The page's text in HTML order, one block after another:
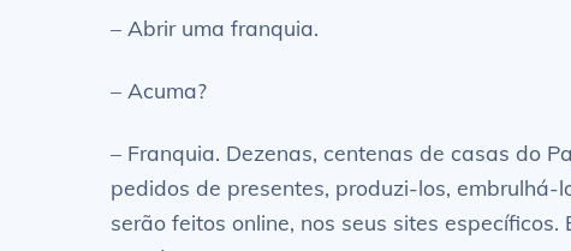
– Abrir uma franquia.
– Acuma?
– Franquia. Dezenas, centenas de casas do
pedidos de presentes, produzi-los,
serão feitos online, nos seus sites